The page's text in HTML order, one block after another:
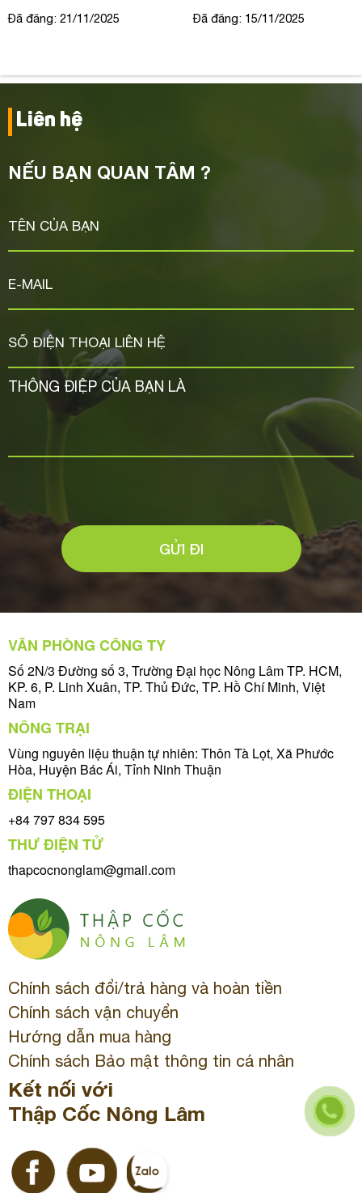
Nhân Dân tin chọn
Đã đăng: 21/11/2025 Đã đăng: 15/11/2025
Liên hệ
NẾU BẠN QUAN TÂM ?
GỬI ĐI
VĂN PHÒNG CÔNG TY
Số 2N/3 Đường số 3, Trường Đại học Nông Lâm TP. HCM,
KP. 6, P. Linh Xuân, TP. Thủ Đức, TP. Hồ Chí Minh, Việt
Nam
NÔNG TRẠI
Vùng nguyên liệu thuận tự nhiên: Thôn Tà Lọt, Xã Phước
Hòa, Huyện Bác Ái, Tỉnh Ninh Thuận
ĐIỆN THOẠI
+84 797 834 595
THƯ ĐIỆN TỬ
thapcocnonglam@gmail.com
Chính sách đổi/trả hàng và hoàn tiền
Chính sách vận chuyển
Hướng dẫn mua hàng
Chính sách Bảo mật thông tin cá nhân
Kết nối với
Thập Cốc Nông Lâm